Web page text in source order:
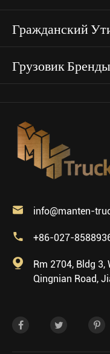
Гражданский
Грузовик Бренды
 info@manten-
 +86-027-

Rm 2704, Bldg
Qingnian Road,